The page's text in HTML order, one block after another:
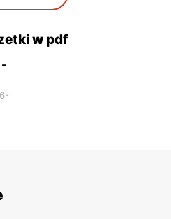
Bełchatów, ul. Kolejowa 4
w pdf